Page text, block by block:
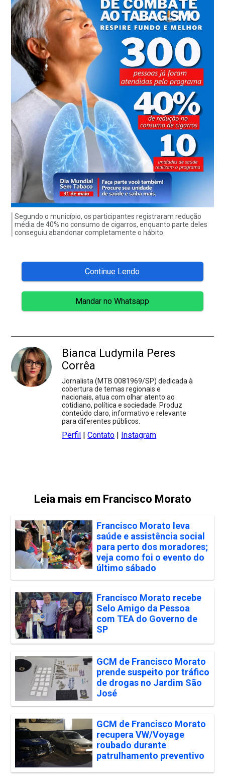
Segundo o município, os participantes registraram redução
média de 40% no consumo de cigarros, enquanto parte deles
conseguiu abandonar completamente o hábito.
Continue Lendo
Mandar no Whatsapp
Bianca Ludymila Peres
Corrêa
Jornalista (MTB 0081969/SP) dedicada à
cobertura de temas regionais e
nacionais, atua com olhar atento ao
cotidiano, política e sociedade. Produz
conteúdo claro, informativo e relevante
para diferentes públicos.
Perfil |Contato | Instagram
Leia mais em Francisco Morato
Francisco Morato leva
saúde e assistência social
para perto dos moradores;
veja como foi o evento do
último sábado
Francisco Morato recebe
Selo Amigo da Pessoa
com TEA do Governo de
SP
GCM de Francisco Morato
prende suspeito por tráfico
de drogas no Jardim São
José
GCM de Francisco Morato
recupera VW/Voyage
roubado durante
patrulhamento preventivo